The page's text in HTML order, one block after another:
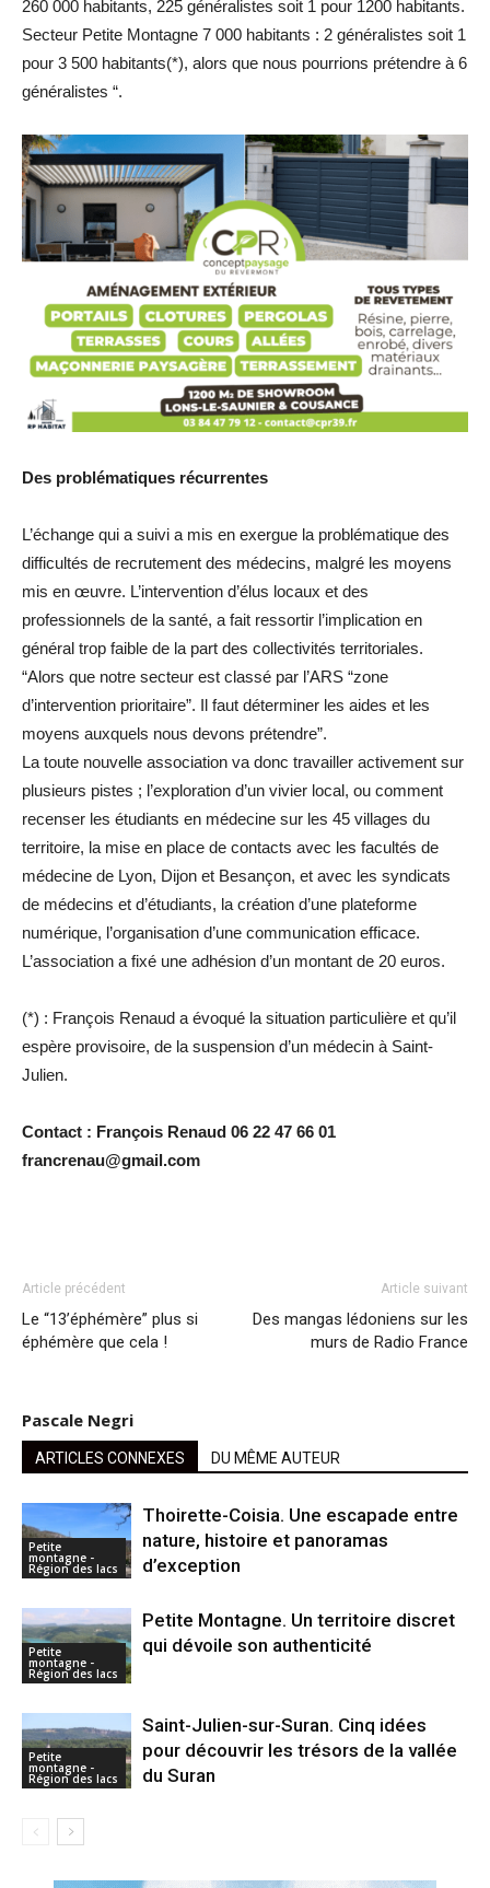
260 000 habitants, 225 généralistes soit 1 pour 1200 habitants.
Secteur Petite Montagne 7 000 habitants : 2 généralistes soit 1
pour 3 500 habitants(*), alors que nous pourrions prétendre à 6
généralistes “.
Des problématiques récurrentes
L’échange qui a suivi a mis en exergue la problématique des
difficultés de recrutement des médecins, malgré les moyens
mis en œuvre. L’intervention d’élus locaux et des
professionnels de la santé, a fait ressortir l’implication en
général trop faible de la part des collectivités territoriales.
“Alors que notre secteur est classé par l’ARS “zone
d’intervention prioritaire”. Il faut déterminer les aides et les
moyens auxquels nous devons prétendre”.
La toute nouvelle association va donc travailler activement sur
plusieurs pistes ; l’exploration d’un vivier local, ou comment
recenser les étudiants en médecine sur les 45 villages du
territoire, la mise en place de contacts avec les facultés de
médecine de Lyon, Dijon et Besançon, et avec les syndicats
de médecins et d’étudiants, la création d’une plateforme
numérique, l’organisation d’une communication efficace.
L’association a fixé une adhésion d’un montant de 20 euros.
(*) : François Renaud a évoqué la situation particulière et qu’il
espère provisoire, de la suspension d’un médecin à Saint-
Julien.
Contact : François Renaud 06 22 47 66 01
francrenau@gmail.com
Article précédent
Le “13’éphémère” plus si
éphémère que cela !
Article suivant
Des mangas lédoniens sur les
murs de Radio France
Pascale Negri
ARTICLES CONNEXES DU MÊME AUTEUR
Petite
montagne -
Région des lacs
Thoirette-Coisia. Une escapade entre
nature, histoire et panoramas
d’exception
Petite
montagne -
Région des lacs
Petite Montagne. Un territoire discret
qui dévoile son authenticité
Petite
montagne -
Région des lacs
Saint-Julien-sur-Suran. Cinq idées
pour découvrir les trésors de la vallée
du Suran